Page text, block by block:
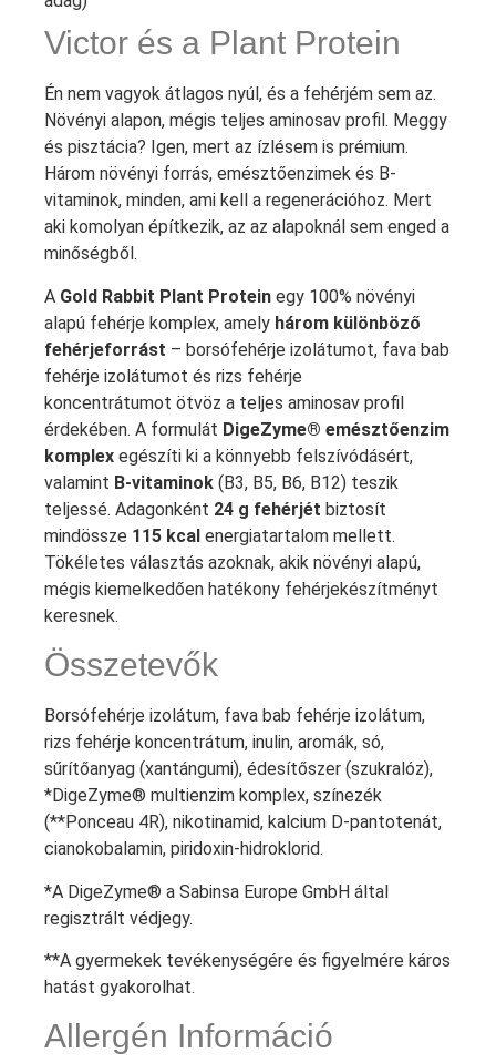
Victor és a Plant Protein
Én nem vagyok átlagos nyúl, és a fehérjém sem az.
Növényi alapon, mégis teljes aminosav profil. Meggy
és pisztácia? Igen, mert az ízlésem is prémium.
Három növényi forrás, emésztőenzimek és B-
vitaminok, minden, ami kell a regenerációhoz. Mert
aki komolyan építkezik, az az alapoknál sem enged a
minőségből.
A Gold Rabbit Plant Protein egy 100% növényi
alapú fehérje komplex, amely három különböző
fehérjeforrást – borsófehérje izolátumot, fava bab
fehérje izolátumot és rizs fehérje
koncentrátumot ötvöz a teljes aminosav profil
érdekében. A formulát DigeZyme® emésztőenzim
komplex egészíti ki a könnyebb felszívódásért,
valamint B-vitaminok (B3, B5, B6, B12) teszik
teljessé. Adagonként 24 g fehérjét biztosít
mindössze 115 kcal energiatartalom mellett.
Tökéletes választás azoknak, akik növényi alapú,
mégis kiemelkedően hatékony fehérjekészítményt
keresnek.
Összetevők
Borsófehérje izolátum, fava bab fehérje izolátum,
rizs fehérje koncentrátum, inulin, aromák, só,
sűrítőanyag (xantángumi), édesítőszer (szukralóz),
*DigeZyme® multienzim komplex, színezék
(**Ponceau 4R), nikotinamid, kalcium D-pantotenát,
cianokobalamin, piridoxin-hidroklorid.
*A DigeZyme® a Sabinsa Europe GmbH által
regisztrált védjegy.
**A gyermekek tevékenységére és figyelmére káros
hatást gyakorolhat.
Allergén Információ